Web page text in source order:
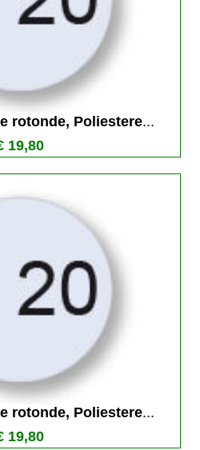
rotonde, Poliestere...
19,80
rotonde, Poliestere...
19,80